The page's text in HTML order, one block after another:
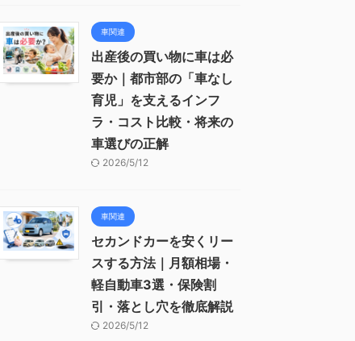
車関連
出産後の買い物に車は必
要か｜都市部の「車なし
育児」を支えるインフ
ラ・コスト比較・将来の
車選びの正解
2026/5/12
車関連
セカンドカーを安くリー
スする方法｜月額相場・
軽自動車3選・保険割
引・落とし穴を徹底解説
2026/5/12